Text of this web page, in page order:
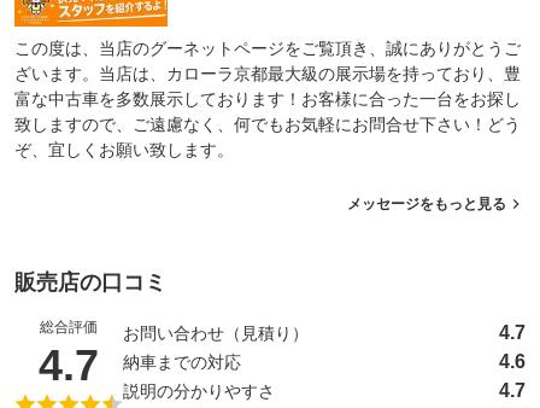
この度は、当店のグーネットページをご覧頂き、誠にありがとうご
ざいます。当店は、カローラ京都最大級の展示場を持っており、豊
富な中古車を多数展示しております！お客様に合った一台をお探し
致しますので、ご遠慮なく、何でもお気軽にお問合せ下さい！どう
ぞ、宜しくお願い致します。
メッセージをもっと見る
販売店の口コミ
総合評価
4.7 （5点満点中）
お問い合わせ（見積り） 4.7
納車までの対応 4.6
説明の分かりやすさ 4.7